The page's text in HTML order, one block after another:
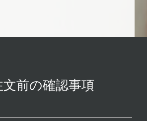
文前の確認事項